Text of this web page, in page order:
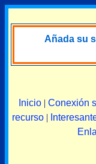
Añada su
Inicio| Conexión
recurso|